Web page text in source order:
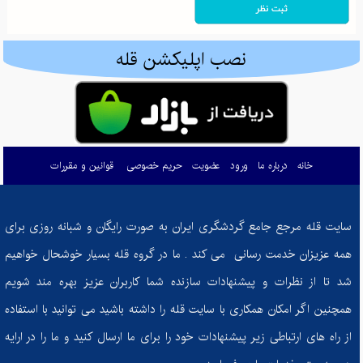
پاییز در کوهستان: راهنمای کامل برای آمادگی و تجهیزات ضروری کوهنوردی
ادموند هیلاری: تسخیرکننده اورست و نماد اراده بشری
گم شدن در طبیعت: راهنمای بقا و بازگشت ایمن در کوه و جنگل
کوله‌پشتی‌های کوهنوردی: راهنمای انتخاب هوشمندانه برای صعود به قله‌های موفقیت
چطور زندگی‌تان را تحت کنترل درآورید: معرفی کتاب "ذهن حواس جمع"
مرداب دیوک؛ نگینی پنهان در دل جنگل‌های سرسبز کلاردشت
از تصمیم تا دستاورد: چگونه در مسیر تناسب اندام ثابت‌قدم بمانیم؟
چرا باید به خواب راحت اهمیت بدهیم؟ عوارض خوابیدن با ناراحتی برای سلامتی شما
چشمه‌های جادویی فریدون: نگین‌های پنهان در دل کوه‌های اصفهان
نصب اپلیکشن قله
خانه درباره ما ورود عضویت حریم خصوصی قوانین و مقررات
سایت قله مرجع جامع گردشگری ایران به صورت رایگان و شبانه روزی برای
همه عزیزان خدمت رسانی می کند . ما در گروه قله بسیار خوشحال خواهیم
شد تا از نظرات و پیشنهادات سازنده شما کاربران عزیز بهره مند شویم
همچنین اگر امکان همکاری با سایت قله را داشته باشید می توانید با استفاده
از راه های ارتباطی زیر پیشنهادات خود را برای ما ارسال کنید و ما را در ارایه